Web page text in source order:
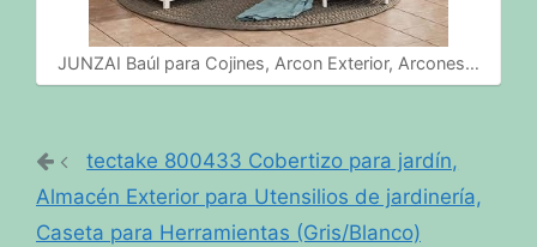
JUNZAI Baúl para Cojines, Arcon Exterior, Arcones…
tectake 800433 Cobertizo para jardín,
Almacén Exterior para Utensilios de jardinería,
Caseta para Herramientas (Gris/Blanco)